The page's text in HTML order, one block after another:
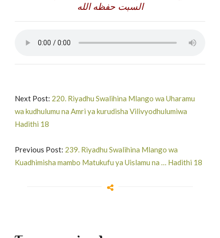
السبت حفظه الله
Next Post: 220. Riyadhu Swalihina Mlango wa Uharamu
wa kudhulumu na Amri ya kurudisha Vilivyodhulumiwa
Hadithi 18
Previous Post: 239. Riyadhu Swalihina Mlango wa
Kuadhimisha mambo Matukufu ya Uislamu na … Hadithi 18